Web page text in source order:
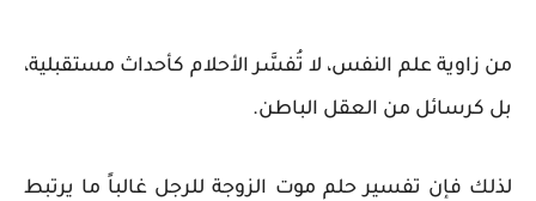
من زاوية علم النفس، لا تُفسَّر الأحلام كأحداث مستقبلية،
بل كرسائل من العقل الباطن.
لذلك فإن تفسير حلم موت الزوجة للرجل غالباً ما يرتبط